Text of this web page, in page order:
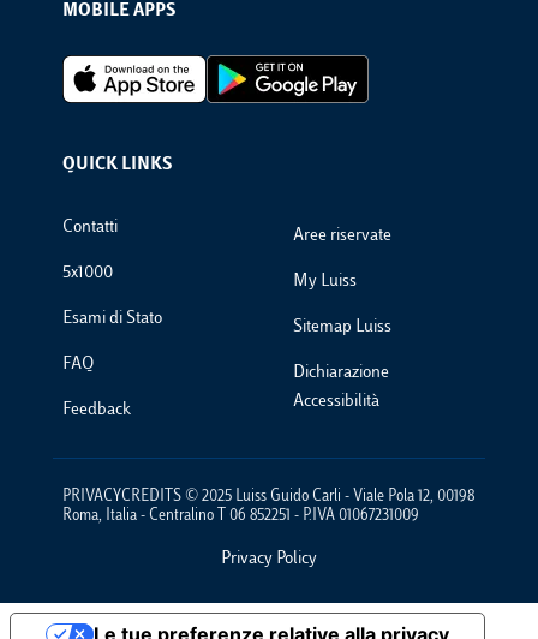
MOBILE APPS
Footer Apps
QUICK LINKS
Footer Links
Contatti
5x1000
Esami di Stato
FAQ
Feedback
Aree riservate
My Luiss
Sitemap Luiss
Dichiarazione
Accessibilità
PRIVACYCREDITS © 2025 Luiss Guido Carli - Viale Pola 12, 00198
Roma, Italia - Centralino T 06 852251 - P.IVA 01067231009
Privacy Policy
Le tue preferenze relative alla privacy